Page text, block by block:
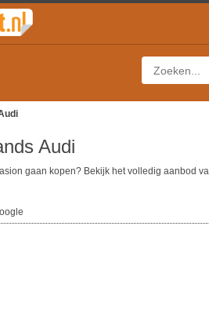
Audi
gaan kopen? Bekijk het volledig aanbod